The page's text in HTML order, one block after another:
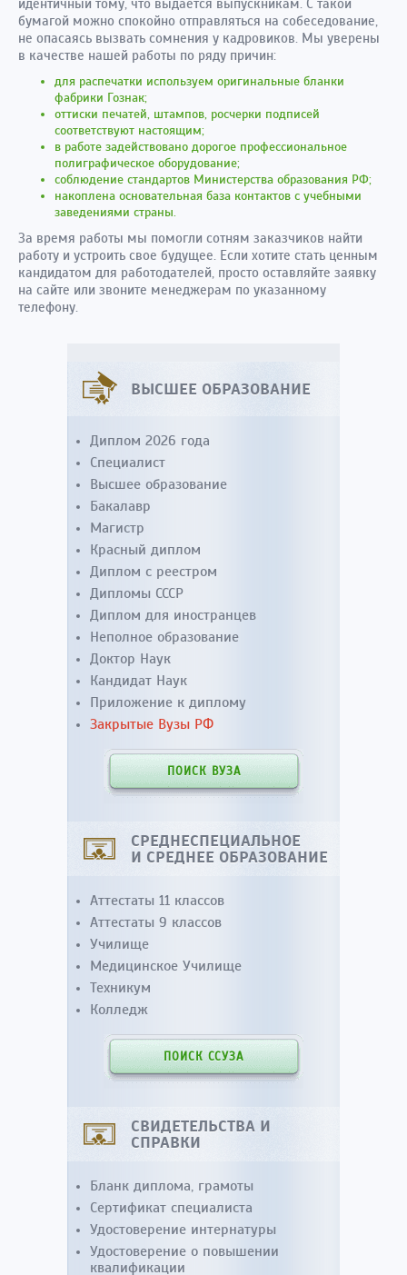
идентичный тому, что выдается выпускникам. С такой
бумагой можно спокойно отправляться на собеседование,
не опасаясь вызвать сомнения у кадровиков. Мы уверены
в качестве нашей работы по ряду причин:
для распечатки используем оригинальные бланки
фабрики Гознак;
оттиски печатей, штампов, росчерки подписей
соответствуют настоящим;
в работе задействовано дорогое профессиональное
полиграфическое оборудование;
соблюдение стандартов Министерства образования РФ;
накоплена основательная база контактов с учебными
заведениями страны.
За время работы мы помогли сотням заказчиков найти
работу и устроить свое будущее. Если хотите стать ценным
кандидатом для работодателей, просто оставляйте заявку
на сайте или звоните менеджерам по указанному
телефону.
ВЫСШЕЕ ОБРАЗОВАНИЕ
Диплом 2026 года
Специалист
Высшее образование
Бакалавр
Магистр
Красный диплом
Диплом с реестром
Дипломы СССР
Диплом для иностранцев
Неполное образование
Доктор Наук
Кандидат Наук
Приложение к диплому
Закрытые Вузы РФ
ПОИСК ВУЗА
СРЕДНЕСПЕЦИАЛЬНОЕ
И СРЕДНЕЕ ОБРАЗОВАНИЕ
Аттестаты 11 классов
Аттестаты 9 классов
Училище
Медицинское Училище
Техникум
Колледж
ПОИСК ССУЗА
СВИДЕТЕЛЬСТВА И
СПРАВКИ
Бланк диплома, грамоты
Сертификат специалиста
Удостоверение интернатуры
Удостоверение о повышении
квалификации